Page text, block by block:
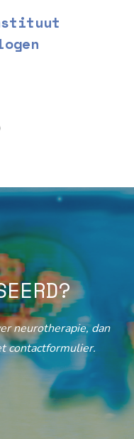
neurotherapie, dan
contactformulier.